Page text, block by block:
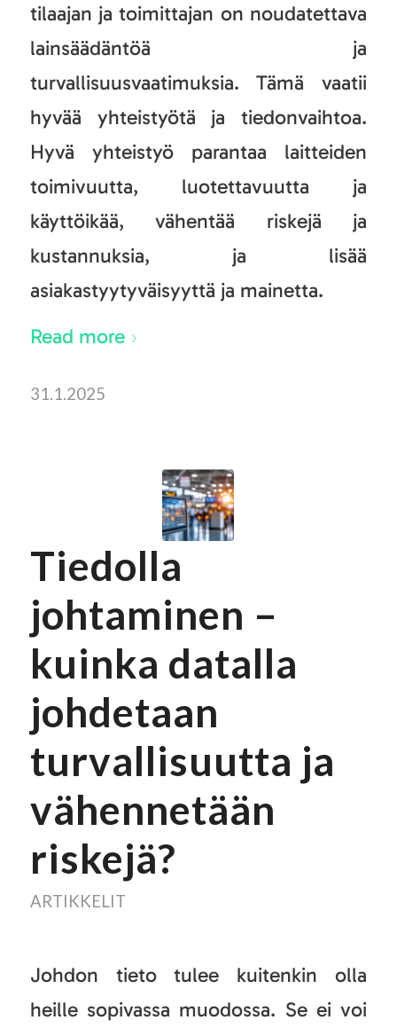
tilaajan ja toimittajan on noudatettava
lainsäädäntöä ja
turvallisuusvaatimuksia. Tämä vaatii
hyvää yhteistyötä ja tiedonvaihtoa.
Hyvä yhteistyö parantaa laitteiden
toimivuutta, luotettavuutta ja
käyttöikää, vähentää riskejä ja
kustannuksia, ja lisää
asiakastyytyväisyyttä ja mainetta.
Read more
31.1.2025
Tiedolla
johtaminen –
kuinka datalla
johdetaan
turvallisuutta ja
vähennetään
riskejä?
ARTIKKELIT
Johdon tieto tulee kuitenkin olla
heille sopivassa muodossa. Se ei voi